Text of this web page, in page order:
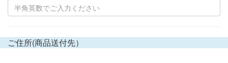
ご住所(商品送付先）